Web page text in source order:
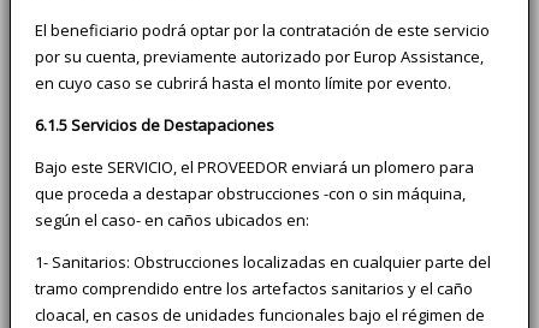
El beneficiario podrá optar por la contratación de este servicio
por su cuenta, previamente autorizado por Europ Assistance,
en cuyo caso se cubrirá hasta el monto límite por evento.
6.1.5 Servicios de Destapaciones
Bajo este SERVICIO, el PROVEEDOR enviará un plomero para
que proceda a destapar obstrucciones -con o sin máquina,
según el caso- en caños ubicados en:
1- Sanitarios: Obstrucciones localizadas en cualquier parte del
tramo comprendido entre los artefactos sanitarios y el caño
cloacal, en casos de unidades funcionales bajo el régimen de